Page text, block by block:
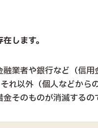
します。
業者や銀行など（信
れ以外（個人などから
そのものが消滅するの